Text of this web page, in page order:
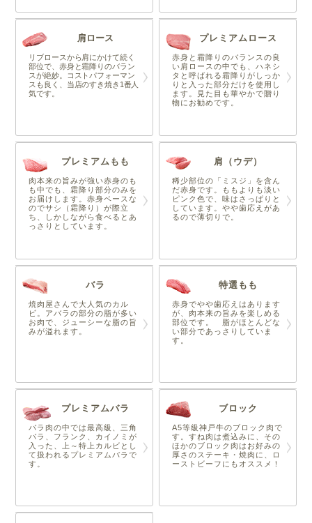
肩ロース
リブロースから肩にかけて続く
部位で、赤身と霜降りのバラン
スが絶妙。コストパフォーマン
スも良く、当店のすき焼き1番人
気です。
プレミアムロース
赤身と霜降りのバランスの良
い肩ロースの中でも、ハネシ
タと呼ばれる霜降りがしっか
りと入った部分だけを使用し
ます。見た目も華やかで贈り
物にお勧めです。
プレミアムもも
肉本来の旨みが強い赤身のも
も中でも、霜降り部分のみを
お届けします。赤身ベースな
のでサシ（霜降り）が際立
ち、しかしながら食べるとあ
っさりとしています。
肩（ウデ）
稀少部位の「ミスジ」を含ん
だ赤身です。ももよりも淡い
ピンク色で、味はさっぱりと
しています。やや歯応えがあ
るので薄切りで。
バラ
焼肉屋さんで大人気のカル
ビ。アバラの部分の脂が多い
お肉で、ジューシーな脂の旨
みが溢れます。
特選もも
赤身でやや歯応えはあります
が、肉本来の旨みを楽しめる
部位です。 脂がほとんどな
い部分であっさりしていま
す。
プレミアムバラ
バラ肉の中では最高級、三角
バラ、フランク、カイノミが
入った、上～特上カルビとし
て扱われるプレミアムバラで
す。
ブロック
A5等級神戸牛のブロック肉で
す。すね肉は煮込みに、その
ほかのブロック肉はお好みの
厚さのステーキ・焼肉に、ロ
ーストビーフにもオススメ！